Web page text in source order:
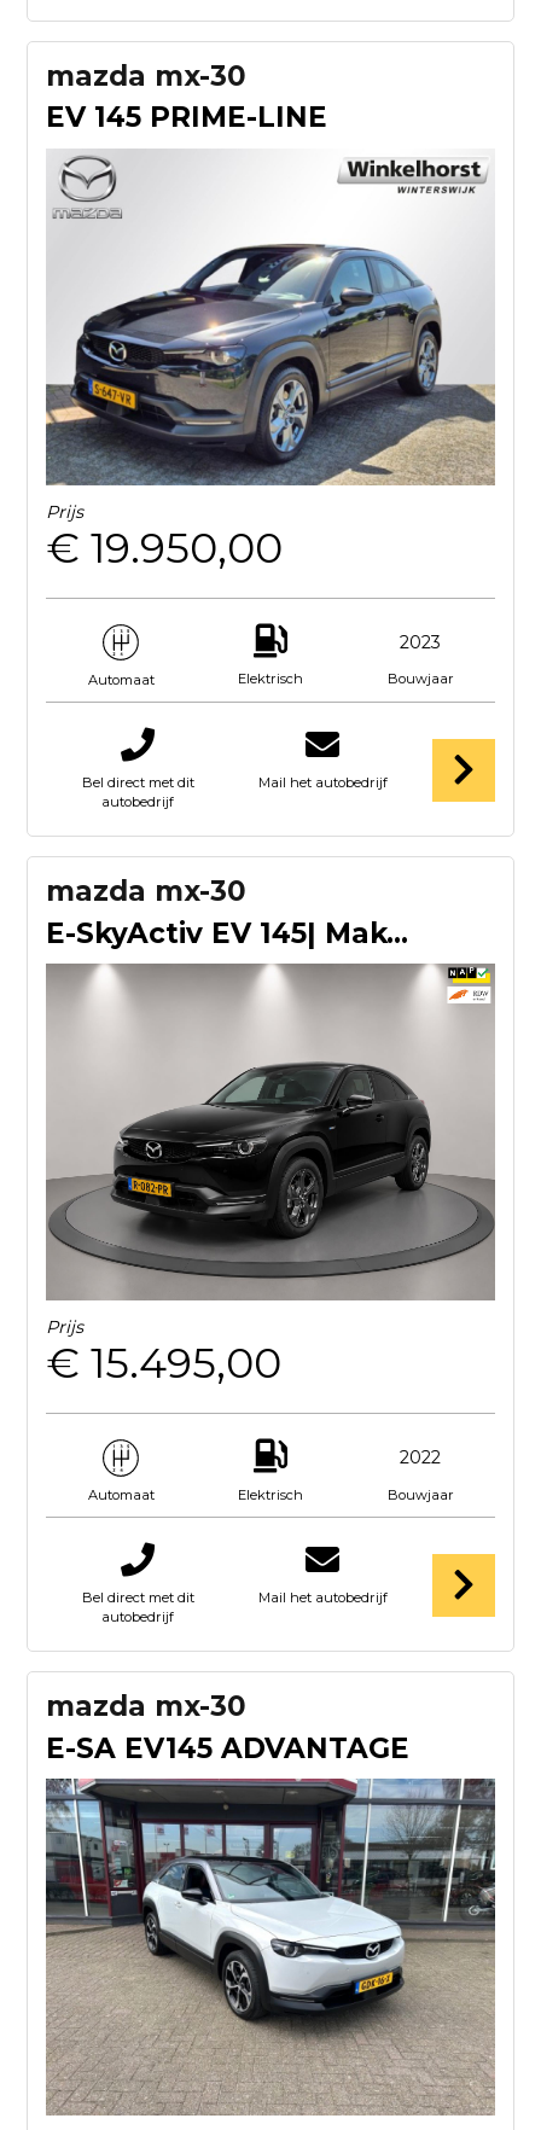
mazda mx-30
EV 145 PRIME-LINE
Prijs
€ 19.950,00
Automaat Elektrisch
2023
Bouwjaar
Bel direct met dit
autobedrijf
Mail het autobedrijf
mazda mx-30
E-SkyActiv EV 145| Makoto Premium Pack| LUXE|PANO|
Prijs
€ 15.495,00
Automaat Elektrisch
2022
Bouwjaar
Bel direct met dit
autobedrijf
Mail het autobedrijf
mazda mx-30
E-SA EV145 ADVANTAGE